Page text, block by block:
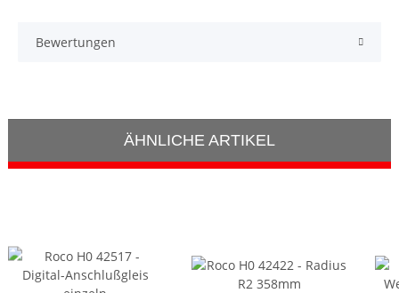
Bewertungen
ÄHNLICHE ARTIKEL